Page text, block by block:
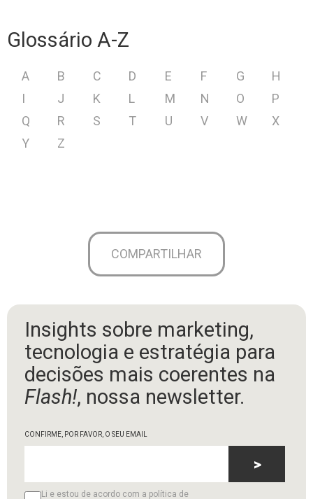
Glossário A-Z
A B C D E F G
H
I
J K L M N O
P
Q
R S T U V W
X
Y
Z
COMPARTILHAR
Insights sobre marketing,
tecnologia e estratégia para
decisões mais coerentes na
Flash!, nossa newsletter.
CONFIRME, POR FAVOR, O SEU EMAIL
Li e estou de acordo com a política de
>